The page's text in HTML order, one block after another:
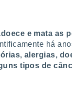
e mata as
há
alergias,
tipos de